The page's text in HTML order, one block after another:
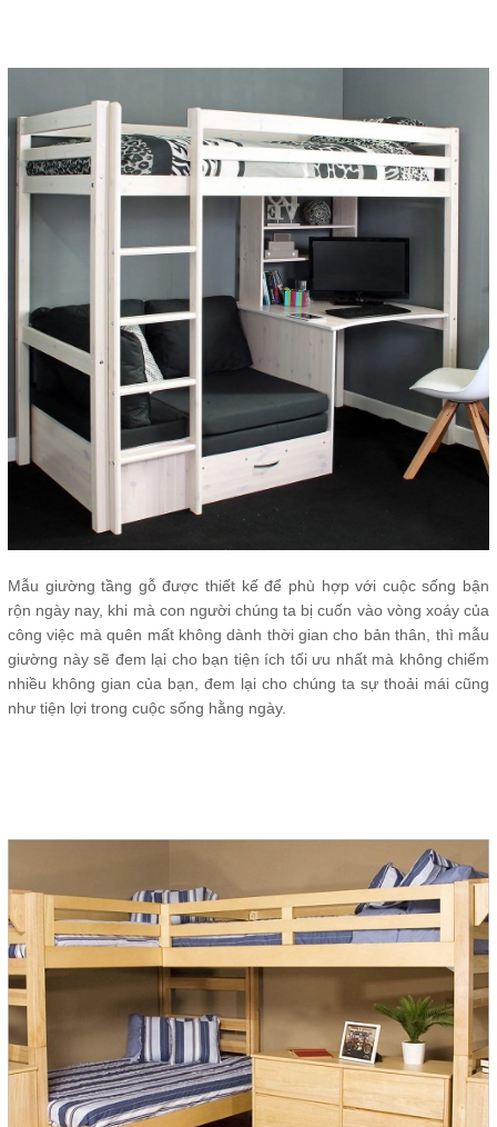
Mẫu giường tầng gỗ được thiết kế để phù hợp với cuộc sống bận
rộn ngày nay, khi mà con người chúng ta bị cuốn vào vòng xoáy của
công việc mà quên mất không dành thời gian cho bản thân, thì mẫu
giường này sẽ đem lại cho bạn tiện ích tối ưu nhất mà không chiếm
nhiều không gian của bạn, đem lại cho chúng ta sự thoải mái cũng
như tiện lợi trong cuộc sống hằng ngày.